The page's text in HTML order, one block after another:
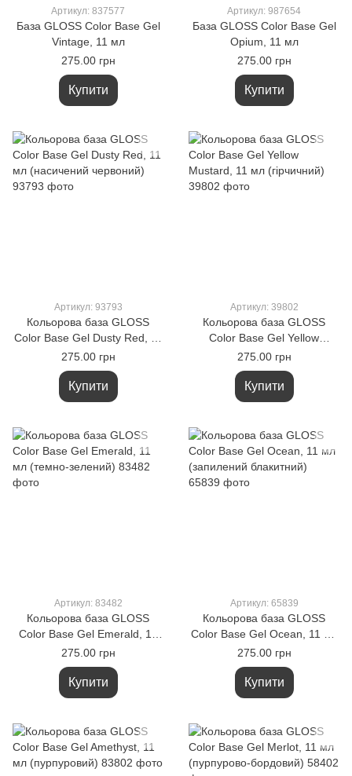
Артикул: 837577
База GLOSS Color Base Gel
Vintage, 11 мл
275.00 грн
Купити
Артикул: 987654
База GLOSS Color Base Gel
Opium, 11 мл
275.00 грн
Купити
Артикул: 93793
Кольорова база GLOSS
Color Base Gel Dusty Red, 11
мл (насичений червоний)
275.00 грн
Купити
Артикул: 39802
Кольорова база GLOSS
Color Base Gel Yellow
Mustard, 11 мл (гірчичний)
275.00 грн
Купити
Артикул: 83482
Кольорова база GLOSS
Color Base Gel Emerald, 11
мл (темно-зелений)
275.00 грн
Купити
Артикул: 65839
Кольорова база GLOSS
Color Base Gel Ocean, 11 мл
(запилений блакитний)
275.00 грн
Купити